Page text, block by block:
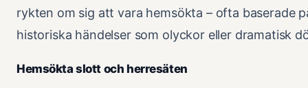
rykten om sig att vara hemsökta – ofta baserade
historiska händelser som olyckor eller dramatisk
Hemsökta slott och herresäten